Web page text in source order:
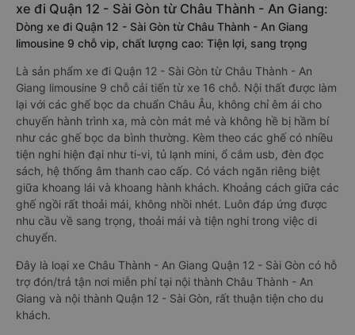
xe đi Quận 12 - Sài Gòn từ Châu Thành - An Giang:
Dòng xe đi Quận 12 - Sài Gòn từ Châu Thành - An Giang
limousine 9 chỗ vip, chất lượng cao: Tiện lợi, sang trọng
Là sản phẩm xe đi Quận 12 - Sài Gòn từ Châu Thành - An
Giang limousine 9 chỗ cải tiến từ xe 16 chỗ. Nội thất được làm
lại với các ghế bọc da chuẩn Châu Âu, không chỉ êm ái cho
chuyến hành trình xa, mà còn mát mẻ và không hề bị hầm bí
như các ghế bọc da bình thường. Kèm theo các ghế có nhiều
tiện nghi hiện đại như ti-vi, tủ lạnh mini, ổ cắm usb, đèn đọc
sách, hệ thống âm thanh cao cấp. Có vách ngăn riêng biệt
giữa khoang lái và khoang hành khách. Khoảng cách giữa các
ghế ngồi rất thoải mái, không nhồi nhét. Luôn đáp ứng được
nhu cầu về sang trọng, thoải mái và tiện nghi trong việc di
chuyển.
Đây là loại xe Châu Thành - An Giang Quận 12 - Sài Gòn có hỗ
trợ đón/trả tận nơi miễn phí tại nội thành Châu Thành - An
Giang và nội thành Quận 12 - Sài Gòn, rất thuận tiện cho du
khách.